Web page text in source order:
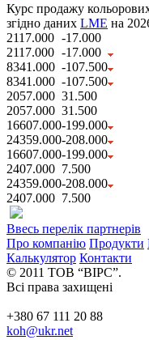
Курс продажу
згідно даних LME на
2117.000 -17.000
2117.000 -17.000
8341.000 -107.500
8341.000 -107.500
2057.000 31.500
2057.000 31.500
16607.000-199.000
24359.000-208.000
16607.000-199.000
2407.000 7.500
24359.000-208.000
2407.000 7.500
Ввесь перелік партнерів
Про компанію Продукти
Калькулятор Контакти
© 2011 ТОВ “ВІРС”.
Всі права захищені
+380 67 111 20 88
koh@ukr.net